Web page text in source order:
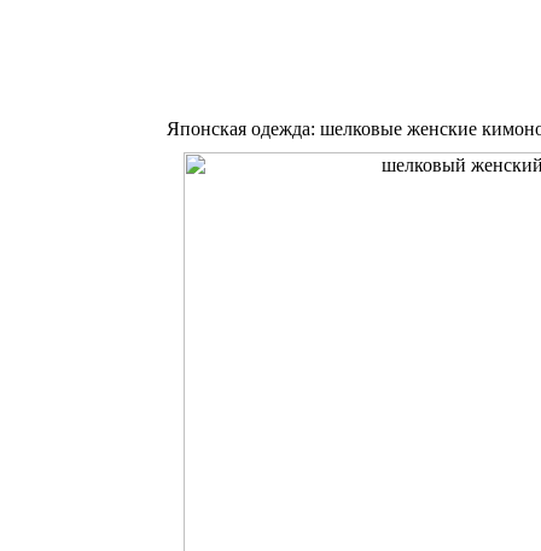
Японская одежда: шелковые женские